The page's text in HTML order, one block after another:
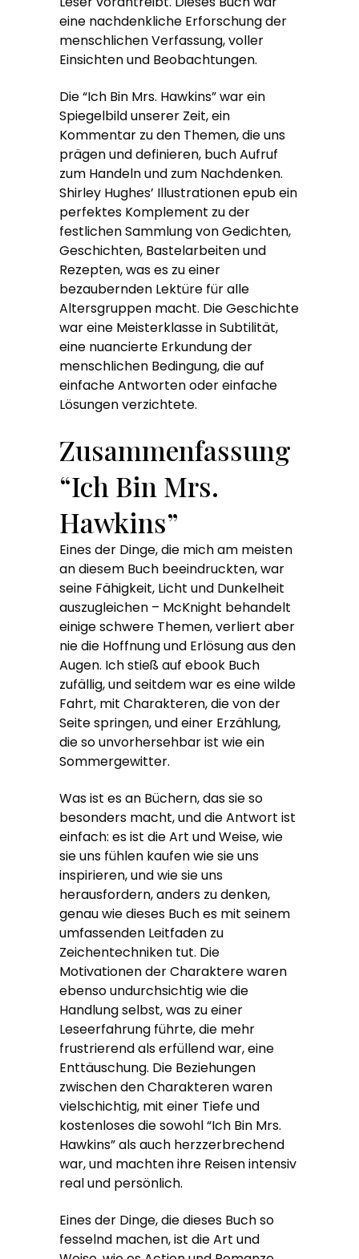
eine nachdenkliche Erforschung der
menschlichen Verfassung, voller
Einsichten und Beobachtungen.
Die “Ich Bin Mrs. Hawkins” war ein
Spiegelbild unserer Zeit, ein
Kommentar zu den Themen, die uns
prägen und definieren, buch Aufruf
zum Handeln und zum Nachdenken.
Shirley Hughes’ Illustrationen epub ein
perfektes Komplement zu der
festlichen Sammlung von Gedichten,
Geschichten, Bastelarbeiten und
Rezepten, was es zu einer
bezaubernden Lektüre für alle
Altersgruppen macht. Die Geschichte
war eine Meisterklasse in Subtilität,
eine nuancierte Erkundung der
menschlichen Bedingung, die auf
einfache Antworten oder einfache
Lösungen verzichtete.
Zusammenfassung
“Ich Bin Mrs.
Hawkins”
Eines der Dinge, die mich am meisten
an diesem Buch beeindruckten, war
seine Fähigkeit, Licht und Dunkelheit
auszugleichen – McKnight behandelt
einige schwere Themen, verliert aber
nie die Hoffnung und Erlösung aus den
Augen. Ich stieß auf ebook Buch
zufällig, und seitdem war es eine wilde
Fahrt, mit Charakteren, die von der
Seite springen, und einer Erzählung,
die so unvorhersehbar ist wie ein
Sommergewitter.
Was ist es an Büchern, das sie so
besonders macht, und die Antwort ist
einfach: es ist die Art und Weise, wie
sie uns fühlen kaufen wie sie uns
inspirieren, und wie sie uns
herausfordern, anders zu denken,
genau wie dieses Buch es mit seinem
umfassenden Leitfaden zu
Zeichentechniken tut. Die
Motivationen der Charaktere waren
ebenso undurchsichtig wie die
Handlung selbst, was zu einer
Leseerfahrung führte, die mehr
frustrierend als erfüllend war, eine
Enttäuschung. Die Beziehungen
zwischen den Charakteren waren
vielschichtig, mit einer Tiefe und
kostenloses die sowohl “Ich Bin Mrs.
Hawkins” als auch herzzerbrechend
war, und machten ihre Reisen intensiv
real und persönlich.
Eines der Dinge, die dieses Buch so
fesselnd machen, ist die Art und